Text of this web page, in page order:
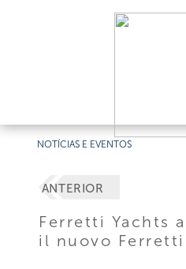
NOTÍCIAS E EVENTOS
ANTERIOR
Ferretti Yachts
il nuovo Ferretti